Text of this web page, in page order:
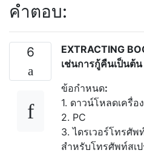
คำตอบ:
6
EXTRACTING
เช่นการกู้คืนเป็นต้น
ข้อกำหนด:
1. ดาวน์โหลดเครื่อ
2. PC
3. ไดรเวอร์โทรศั
สำหรับโทรศัพท์สเ